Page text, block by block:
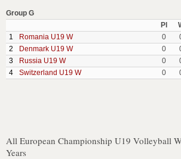
Group G
Pl
1
Romania U19 W 0
2
Denmark U19 W 0
3
Russia U19 W 0
4
Switzerland U19 W 0
All European Championship U19 Volleyball
Years